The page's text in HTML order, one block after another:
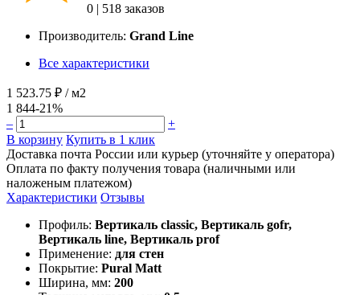
0 | 518 заказов
Производитель: Grand Line
Все характеристики
1 523.75 ₽ / м2
1 844-21%
–
+
В корзину Купить в 1 клик
Доставка почта России или курьер (уточняйте у оператора)
Оплата по факту получения товара (наличными или
наложеным платежом)
Характеристики Отзывы
Профиль: Вертикаль classic, Вертикаль gofr,
Вертикаль line, Вертикаль prof
Применение: для стен
Покрытие: Pural Matt
Ширина, мм: 200